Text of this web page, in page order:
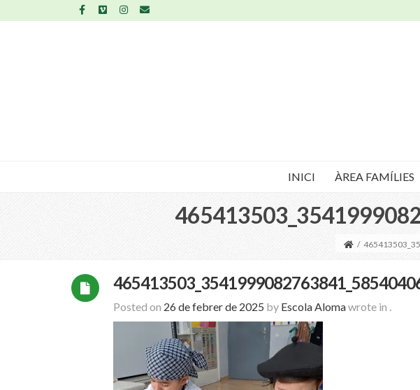
INICI ÀREA FAMÍLIES
/
Posted on 26 de febrer de 2025 by Escola Alomawrote in .